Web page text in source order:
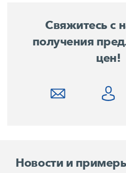
Свяжитесь с
получения
цен!
Новости и